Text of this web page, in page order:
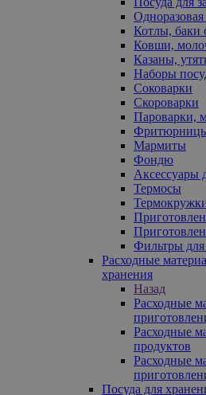
Котлы, баки
Ковши,
Казаны,
Наборы
Соковарки
Скороварки
Пароварки,
Мармиты
Фондю
Аксессуары
Термосы
Фильтры
Расходные
хранения
Назад
Расходные
Расходные
продуктов
Расходные
Посуда для